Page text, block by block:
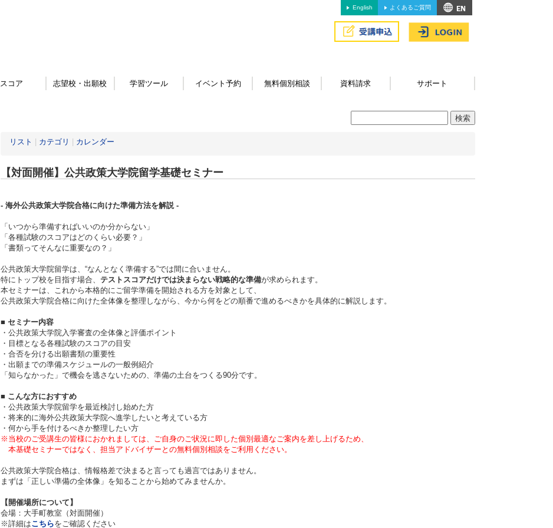
English よくあるご質問
スコア 志望校・出願校 学習ツール イベント予約 無料個別相談 資料請求 サポート
リスト カテゴリ カレンダー
【対面開催】公共政策大学院留学基礎セミナー
- 海外公共政策大学院合格に向けた準備方法を解説 -
「いつから準備すればいいのか分からない」
「各種試験のスコアはどのくらい必要？」
「書類ってそんなに重要なの？」
公共政策大学院留学は、“なんとなく準備する”では間に合いません。
特にトップ校を目指す場合、 テストスコアだけでは決まらない戦略的な準備が求められます。
本セミナーは、これから本格的にご留学準備を開始される方を対象として、
公共政策大学院合格に向けた全体像を整理しながら、今から何をどの順番で進めるべきかを具体的に解説します。
■ セミナー内容
・公共政策大学院入学審査の全体像と評価ポイント
・目標となる各種試験のスコアの目安
・合否を分ける出願書類の重要性
・出願までの準備スケジュールの一般例紹介
「知らなかった」で機会を逃さないための、準備の土台をつくる90分です。
■ こんな方におすすめ
・公共政策大学院留学を最近検討し始めた方
・将来的に海外公共政策大学院へ進学したいと考えている方
・何から手を付けるべきか整理したい方
※当校のご受講生の皆様におかれましては、ご自身のご状況に即した個別最適なご案内を差し上げるため、
本基礎セミナーではなく、担当アドバイザーとの無料個別相談をご利用ください。
公共政策大学院合格は、情報格差で決まると言っても過言ではありません。
まずは「正しい準備の全体像」を知ることから始めてみませんか。
【開催場所について】
会場：大手町教室（対面開催）
※詳細はこちらをご確認ください